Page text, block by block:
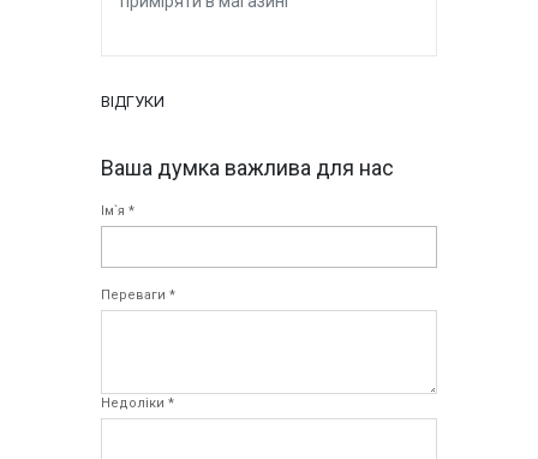
ВІДГУКИ
Ваша думка важлива для нас
Ім`я *
Переваги *
Недоліки *